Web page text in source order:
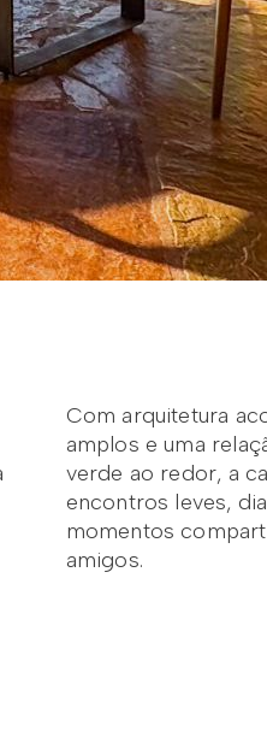
Com arquitetura
amplos e uma
verde ao redor, a
encontros leves,
momentos
amigos.